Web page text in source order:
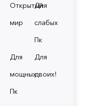
Открытый
мир
Для
слабых
Пк
Для
мощных
Пк
Для
двоих!